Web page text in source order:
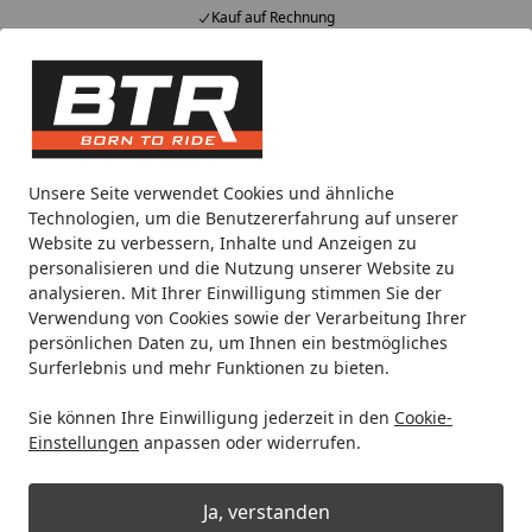
Unsere Seite verwendet Cookies und ähnliche
Technologien, um die Benutzererfahrung auf unserer
Website zu verbessern, Inhalte und Anzeigen zu
personalisieren und die Nutzung unserer Website zu
analysieren. Mit Ihrer Einwilligung stimmen Sie der
Verwendung von Cookies sowie der Verarbeitung Ihrer
persönlichen Daten zu, um Ihnen ein bestmögliches
Surferlebnis und mehr Funktionen zu bieten.
Sie können Ihre Einwilligung jederzeit in den Cookie-
Einstellungen anpassen oder widerrufen.
Ja, verstanden
Kauf auf Rechnung
Alle Produkte
Mein Konto
Suchen
Noch 1 Tag und 5 Stunden
Spare bis zu 35% auf EVOLIFT® Zentralständer
von BTR!
Startseite
Zentralständer BMW RR
Zentralständer für BMW RR
Ihre Artikelübersicht
Kategorien